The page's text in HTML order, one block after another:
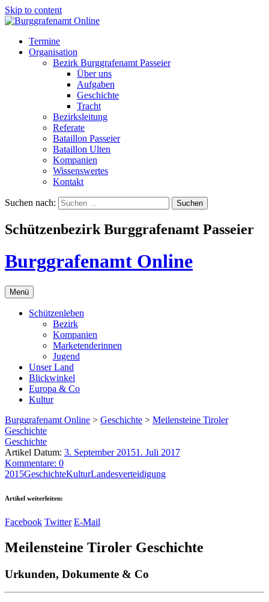
Skip to content
Termine
Organisation
Bezirk Burggrafenamt Passeier
Über uns
Aufgaben
Geschichte
Tracht
Bezirksleitung
Referate
Bataillon Passeier
Bataillon Ulten
Kompanien
Wissenswertes
Kontakt
Suchen nach:
Schützenbezirk Burggrafenamt Passeier
Burggrafenamt Online
Menü
Schützenleben
Bezirk
Kompanien
Marketenderinnen
Jugend
Unser Land
Blickwinkel
Europa & Co
Kultur
Burggrafenamt Online > Geschichte > Meilensteine Tiroler
Geschichte
Geschichte
Artikel Datum: 3. September 20151. Juli 2017
Kommentare: 0
2015GeschichteKulturLandesverteidigung
Artikel weiterleiten:
Facebook Twitter E-Mail
Meilensteine Tiroler Geschichte
Urkunden, Dokumente & Co